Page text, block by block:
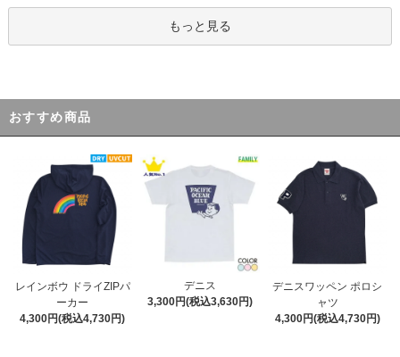
もっと見る
おすすめ商品
レインボウ ドライZIPパ
ーカー
4,300円(税込4,730円)
デニス
3,300円(税込3,630円)
デニスワッペン ポロシ
ャツ
4,300円(税込4,730円)